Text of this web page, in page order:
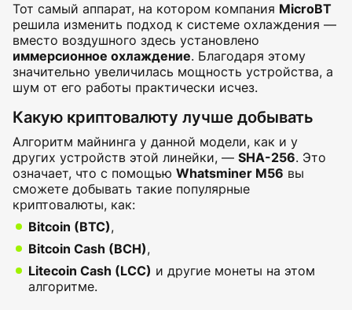
Тот самый аппарат, на котором компания MicroBT
решила изменить подход к системе охлаждения —
вместо воздушного здесь установлено
иммерсионное охлаждение. Благодаря этому
значительно увеличилась мощность устройства, а
шум от его работы практически исчез.
Какую криптовалюту лучше добывать
Алгоритм майнинга у данной модели, как и у
других устройств этой линейки, — SHA-256. Это
означает, что с помощью Whatsminer M56 вы
сможете добывать такие популярные
криптовалюты, как:
Bitcoin (BTC),
Bitcoin Cash (BCH),
Litecoin Cash (LCC) и другие монеты на этом
алгоритме.